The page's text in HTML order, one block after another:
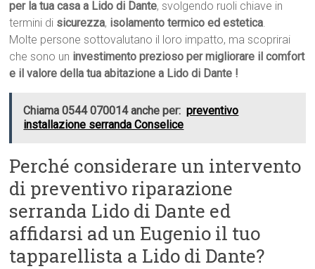
per la tua casa a Lido di Dante, svolgendo ruoli chiave in
termini di sicurezza, isolamento termico ed estetica.
Molte persone sottovalutano il loro impatto, ma scoprirai
che sono un investimento prezioso per migliorare il comfort
e il valore della tua abitazione a Lido di Dante !
Chiama 0544 070014 anche per: preventivo
installazione serranda Conselice
Perché considerare un intervento
di preventivo riparazione
serranda Lido di Dante ed
affidarsi ad un Eugenio il tuo
tapparellista a Lido di Dante?